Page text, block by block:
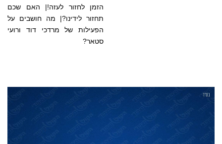
הזמן לחזור לעזה!| האם שכם
תחזור לידינו?| מה חושבים על
הפעילות של מרדכי דוד ורועי
סטאר?